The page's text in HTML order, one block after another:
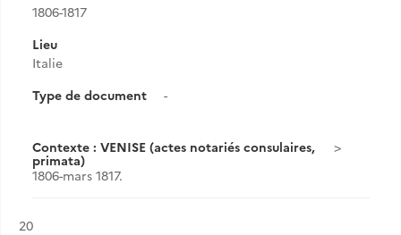
1806-1817
Lieu
Italie
Type de document
-
Contexte : VENISE (actes notariés consulaires,
primata)
1806-mars 1817.
Résultat n°
20